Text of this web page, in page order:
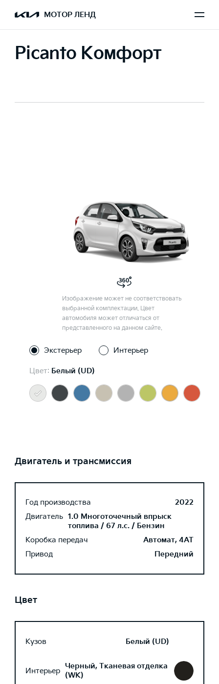
МОТОР ЛЕНД
Picanto Комфорт
Изображение может не соответствовать
выбранной комплектации. Цвет
автомобиля может отличаться от
представленного на данном сайте.
Экстерьер Интерьер
Цвет: Белый (UD)
Двигатель и трансмиссия
Год производства
2022
Двигатель 1.0 Многоточечный впрыск
топлива / 67 л.с. / Бензин
Коробка передач
Автомат, 4AT
Привод
Передний
Цвет
Кузов Белый (UD)
Интерьер Черный, Тканевая отделка
(WK)